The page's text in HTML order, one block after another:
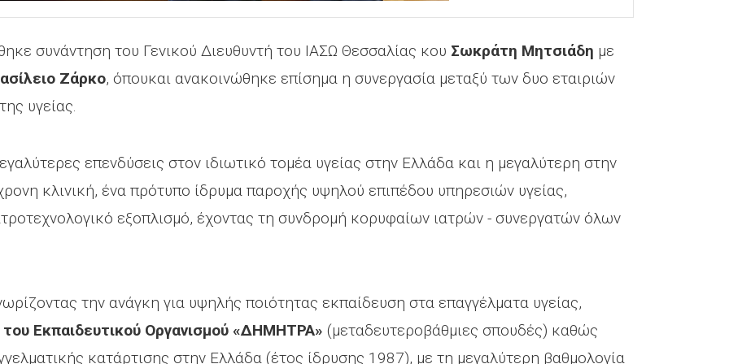
συνάντηση του Γενικού Διευθυντή του ΙΑΣΩ Θεσσαλίας κου Σωκράτη Μητσιάδη με
Ζάρκο, όπουκαι ανακοινώθηκε επίσημα η συνεργασία μεταξύ των δυο εταιριών
υγείας.
επενδύσεις στον ιδιωτικό τομέα υγείας στην Ελλάδα και η μεγαλύτερη στην
κλινική, ένα πρότυπο ίδρυμα παροχής υψηλού επιπέδου υπηρεσιών υγείας,
εξοπλισμό, έχοντας τη συνδρομή κορυφαίων ιατρών - συνεργατών όλων
την ανάγκη για υψηλής ποιότητας εκπαίδευση στα επαγγέλματα υγείας,
Εκπαιδευτικού Οργανισμού «ΔΗΜΗΤΡΑ» (μεταδευτεροβάθμιες σπουδές) καθώς
κατάρτισης στην Ελλάδα (έτος ίδρυσης 1987), με τη μεγαλύτερη βαθμολογία